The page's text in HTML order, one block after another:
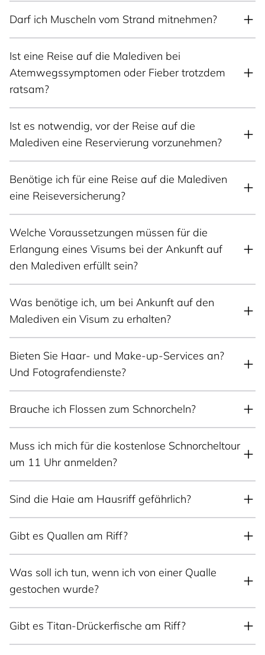
Darf ich Muscheln vom Strand mitnehmen?
Ist eine Reise auf die Malediven bei
Atemwegssymptomen oder Fieber trotzdem
ratsam?
Ist es notwendig, vor der Reise auf die
Malediven eine Reservierung vorzunehmen?
Benötige ich für eine Reise auf die Malediven
eine Reiseversicherung?
Welche Voraussetzungen müssen für die
Erlangung eines Visums bei der Ankunft auf
den Malediven erfüllt sein?
Was benötige ich, um bei Ankunft auf den
Malediven ein Visum zu erhalten?
Bieten Sie Haar- und Make-up-Services an?
Und Fotografendienste?
Brauche ich Flossen zum Schnorcheln?
Muss ich mich für die kostenlose Schnorcheltour
um 11 Uhr anmelden?
Sind die Haie am Hausriff gefährlich?
Gibt es Quallen am Riff?
Was soll ich tun, wenn ich von einer Qualle
gestochen wurde?
Gibt es Titan-Drückerfische am Riff?